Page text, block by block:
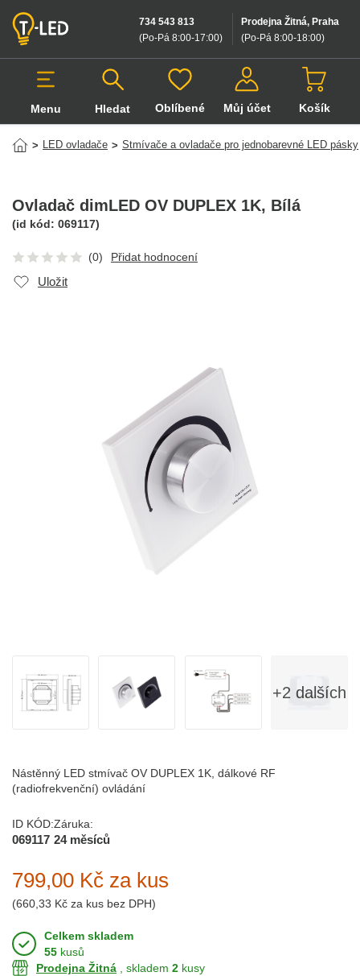
Prodejna Žitná, Praha
(Po-Pá 8:00-18:00)
734 543 813
(Po-Pá 8:00-17:00)
Menu Hledat
Hledat v produktech
Oblíbené Můj účet Košík
> LED ovladače > Stmívače a ovladače pro jednobarevné LED pásky
+2 dalších
Ovladač dimLED OV DUPLEX 1K, Bílá
(id kód: 069117)
(0) Přidat hodnocení
Uložit
Nástěnný LED stmívač OV DUPLEX 1K, dálkové RF
(radiofrekvenční) ovládání
ID KÓD:
069117
Záruka:
24 měsíců
799,00 Kč za kus
(660,33 Kč za kus bez DPH)
Celkem skladem
55 kusů
Prodejna Žitná , skladem 2 kusy